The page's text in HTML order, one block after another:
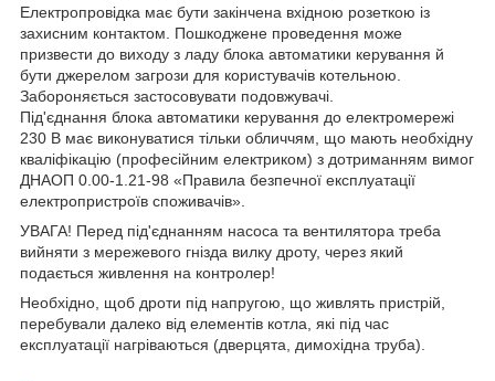
Електропровідка має бути закінчена вхідною розеткою із
захисним контактом. Пошкоджене проведення може
призвести до виходу з ладу блока автоматики керування й
бути джерелом загрози для користувачів котельною.
Забороняється застосовувати подовжувачі.
Під'єднання блока автоматики керування до електромережі
230 В має виконуватися тільки обличчям, що мають необхідну
кваліфікацію (професійним електриком) з дотриманням вимог
ДНАОП 0.00-1.21-98 «Правила безпечної експлуатації
електропристроїв споживачів».
УВАГА! Перед під'єднанням насоса та вентилятора треба
вийняти з мережевого гнізда вилку дроту, через який
подається живлення на контролер!
Необхідно, щоб дроти під напругою, що живлять пристрій,
перебували далеко від елементів котла, які під час
експлуатації нагріваються (дверцята, димохідна труба).